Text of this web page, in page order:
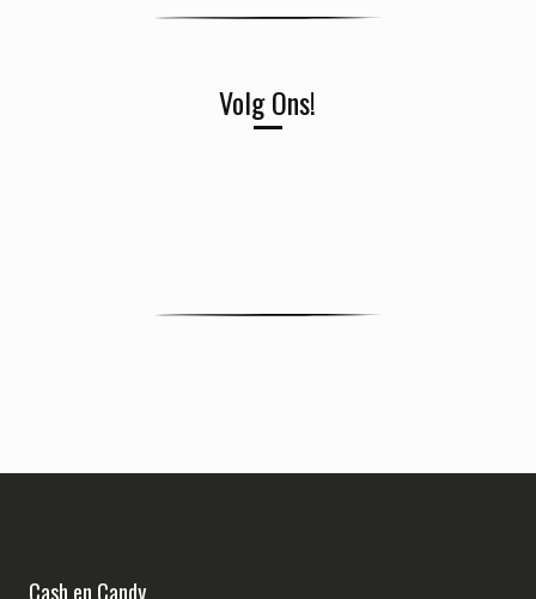
Volg Ons!
Cash en Candy